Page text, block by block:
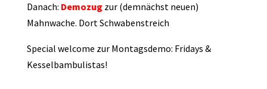
Danach: Demozug zur (demnächst neuen)
Mahnwache. Dort Schwabenstreich
Special welcome zur Montagsdemo: Fridays &
Kesselbambulistas!